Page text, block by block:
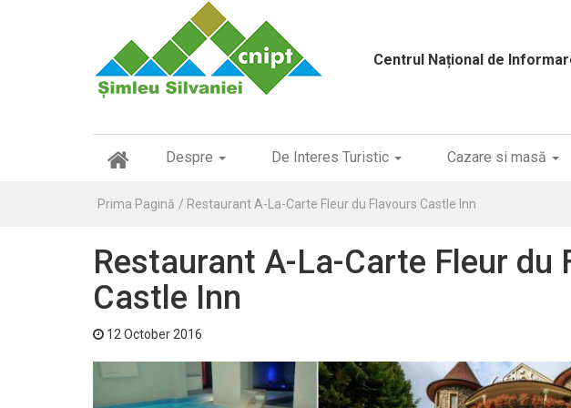
Centrul Național de
(
u
r
e
n
t
)
Despre De Interes Turistic Cazare si masă
Prima Pagină Restaurant A-La-Carte Fleur du Flavours Castle Inn
Restaurant A-La-Carte Fleur du
Castle Inn
12 October 2016